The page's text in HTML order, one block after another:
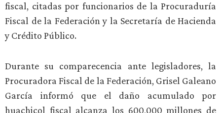
fiscal, citadas por funcionarios de la Procuraduría
Fiscal de la Federación y la Secretaría de Hacienda
y Crédito Público.
Durante su comparecencia ante legisladores, la
Procuradora Fiscal de la Federación, Grisel Galeano
García informó que el daño acumulado por
huachicol fiscal alcanza los 600,000 millones de